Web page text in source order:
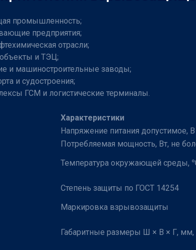
промышленность;
предприятия;
отрасли;
и ТЭЦ;
и машиностроительные заводы;
и судостроения;
ГСМ и логистические терминалы.
Характеристики
Напряжение питания допустимое, В
Потребляемая мощность, Вт, не
Температура окружающей среды,
Степень защиты по ГОСТ 14254
Маркировка взрывозащиты
Габаритные размеры Ш × В × Г, мм,